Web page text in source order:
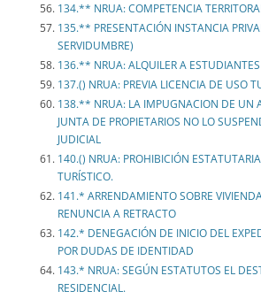
134.** NRUA: COMPETENCIA
135.** PRESENTACIÓN INSTANCIA
SERVIDUMBRE)
136.** NRUA: ALQUILER A ESTUDIANTES
137.() NRUA: PREVIA LICENCIA DE USO
138.** NRUA: LA IMPUGNACION DE UN
JUNTA DE PROPIETARIOS NO LO
JUDICIAL
140.() NRUA: PROHIBICIÓN
TURÍSTICO.
141.* ARRENDAMIENTO SOBRE
RENUNCIA A RETRACTO
142.* DENEGACIÓN DE INICIO DEL
POR DUDAS DE IDENTIDAD
143.* NRUA: SEGÚN ESTATUTOS EL
RESIDENCIAL.